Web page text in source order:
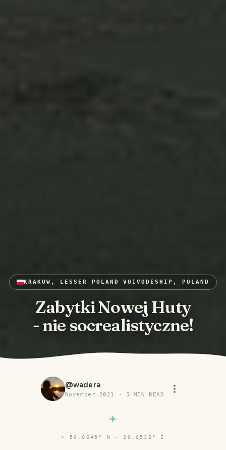
KRAKOW, LESSER POLAND VOIVODESHIP, POLAND
Zabytki Nowej Huty
- nie socrealistyczne!
@wadera
November 2021 · 5 MIN READ
⌖ 50.0645° N · 20.0532° E